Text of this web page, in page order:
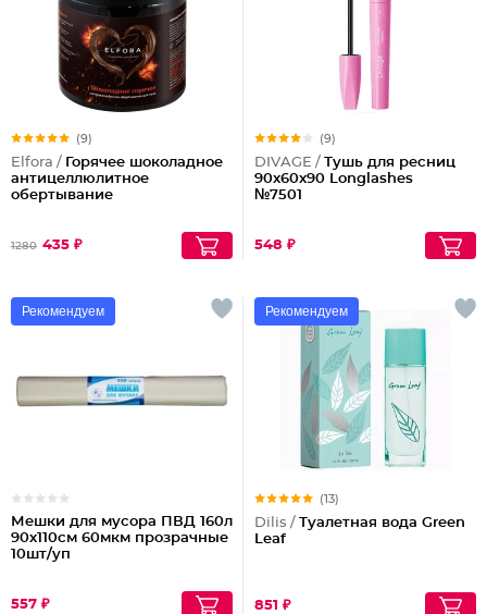
(9)
Elfora / Горячее шоколадное
антицеллюлитное
обертывание
1280 435 ₽
(9)
DIVAGE / Тушь для ресниц
90x60x90 Longlashes
№7501
548 ₽
Рекомендуем
Мешки для мусора ПВД 160л
90х110см 60мкм прозрачные
10шт/уп
557 ₽
Рекомендуем
(13)
Dilis / Туалетная вода Green
Leaf
851 ₽